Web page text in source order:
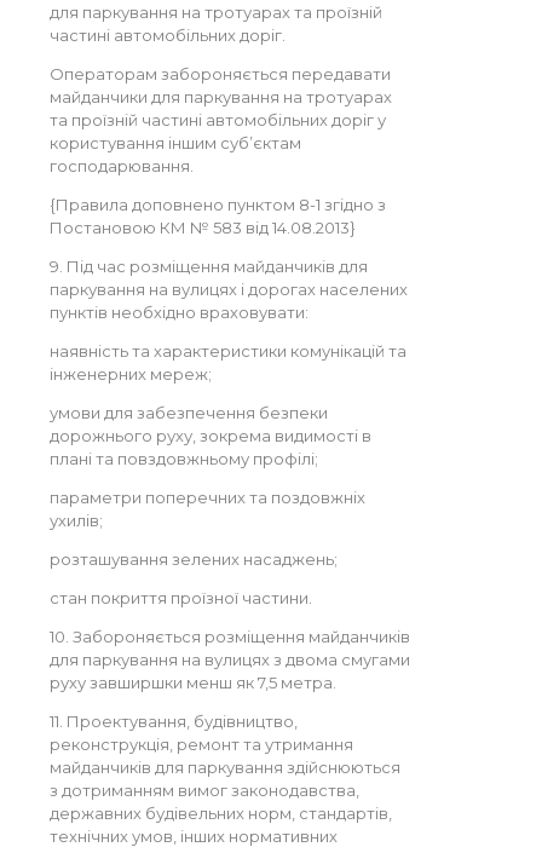
для паркування на тротуарах та проїзній
частині автомобільних доріг.
Операторам забороняється передавати
майданчики для паркування на тротуарах
та проїзній частині автомобільних доріг у
користування іншим суб’єктам
господарювання.
{Правила доповнено пунктом 8-1 згідно з
Постановою КМ № 583 від 14.08.2013}
9. Під час розміщення майданчиків для
паркування на вулицях і дорогах населених
пунктів необхідно враховувати:
наявність та характеристики комунікацій та
інженерних мереж;
умови для забезпечення безпеки
дорожнього руху, зокрема видимості в
плані та повздовжньому профілі;
параметри поперечних та поздовжніх
ухилів;
розташування зелених насаджень;
стан покриття проїзної частини.
10. Забороняється розміщення майданчиків
для паркування на вулицях з двома смугами
руху завширшки менш як 7,5 метра.
11. Проектування, будівництво,
реконструкція, ремонт та утримання
майданчиків для паркування здійснюються
з дотриманням вимог законодавства,
державних будівельних норм, стандартів,
технічних умов, інших нормативних